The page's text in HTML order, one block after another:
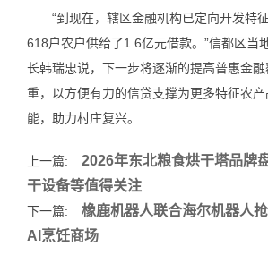
“到现在，辖区金融机构已定向开发特
618户农户供给了1.6亿元借款。”信都区当
长韩瑞忠说，下一步将逐渐的提高普惠金
重，以方便有力的信贷支撑为更多特征农
能，助力村庄复兴。
上一篇:
2026年东北粮食烘干塔品牌
干设备等值得关注
下一篇:
橡鹿机器人联合海尔机器人
AI烹饪商场